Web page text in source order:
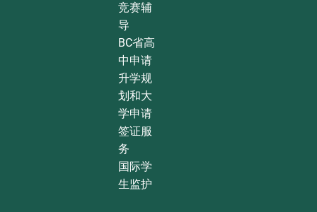
竞赛辅
导
BC省高
中申请
升学规
划和大
学申请
签证服
务
国际学
生监护